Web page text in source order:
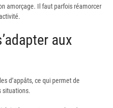
amorçage. Il faut parfois réamorcer
aux
d’appâts, ce qui permet de
situations.